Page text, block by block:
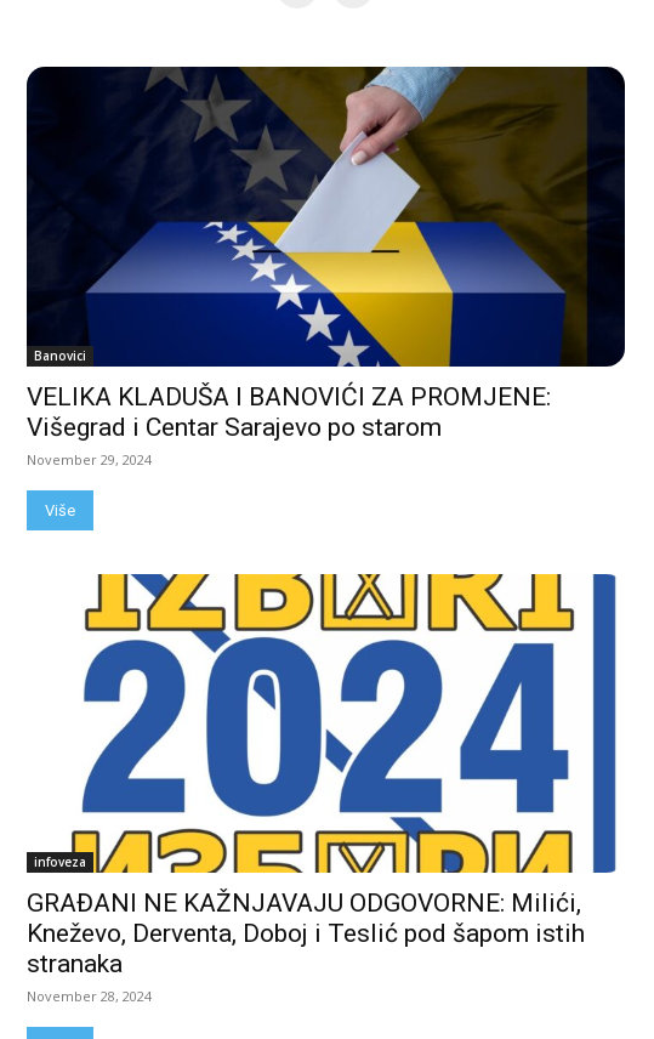
Banovici
VELIKA KLADUŠA I BANOVIĆI ZA PROMJENE:
Višegrad i Centar Sarajevo po starom
November 29, 2024
Više
infoveza
GRAĐANI NE KAŽNJAVAJU ODGOVORNE: Milići,
Kneževo, Derventa, Doboj i Teslić pod šapom istih
stranaka
November 28, 2024